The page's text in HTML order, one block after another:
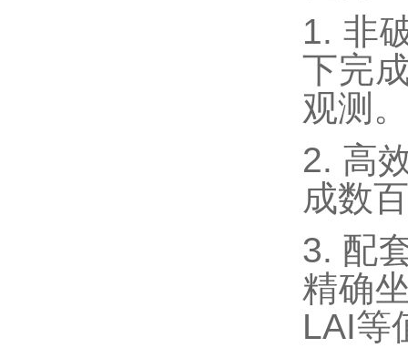
1. 非
下完
观测。
2. 高
成数
3. 配
精确
LAI等